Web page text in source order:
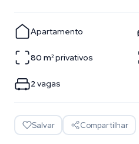
Apartamento
80 m²privativos
2 vagas
Salvar Compartilhar